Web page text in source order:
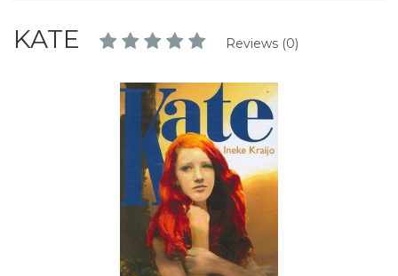
KATE Reviews (0)